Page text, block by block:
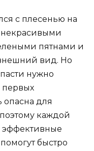
с плесенью на
некрасивыми
пятнами и
вид. Но
нужно
первых
опасна для
каждой
эффективные
быстро